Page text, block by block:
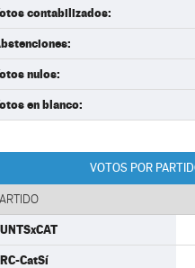
contabilizados:
nulos:
en blanco:
VOTOS POR
CatSí